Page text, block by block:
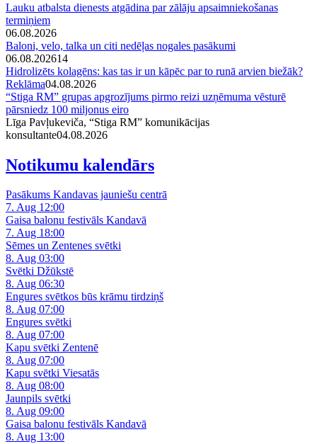
Lauku atbalsta dienests atgādina par zālāju apsaimniekošanas
termiņiem
06.08.2026
Baloni, velo, talka un citi nedēļas nogales pasākumi
06.08.202614
Hidrolizēts kolagēns: kas tas ir un kāpēc par to runā arvien biežāk?
Reklāma04.08.2026
“Stiga RM” grupas apgrozījums pirmo reizi uzņēmuma vēsturē
pārsniedz 100 miljonus eiro
Līga Pavļukeviča, “Stiga RM” komunikācijas
konsultante04.08.2026
Notikumu kalendārs
Pasākums Kandavas jauniešu centrā
7. Aug 12:00
Gaisa balonu festivāls Kandavā
7. Aug 18:00
Sēmes un Zentenes svētki
8. Aug 03:00
Svētki Džūkstē
8. Aug 06:30
Engures svētkos būs krāmu tirdziņš
8. Aug 07:00
Engures svētki
8. Aug 07:00
Kapu svētki Zentenē
8. Aug 07:00
Kapu svētki Viesatās
8. Aug 08:00
Jaunpils svētki
8. Aug 09:00
Gaisa balonu festivāls Kandavā
8. Aug 13:00